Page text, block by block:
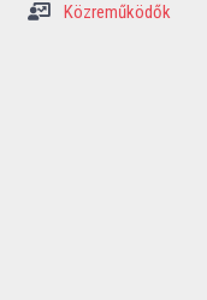
Közreműködők